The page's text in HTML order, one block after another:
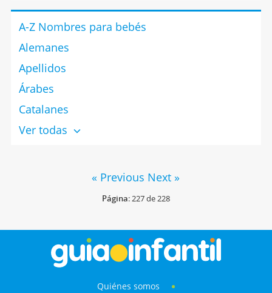
A-Z Nombres para bebés
Alemanes
Apellidos
Árabes
Catalanes
Ver todas
« Previous Next »
Página: 227 de 228
Quiénes somos